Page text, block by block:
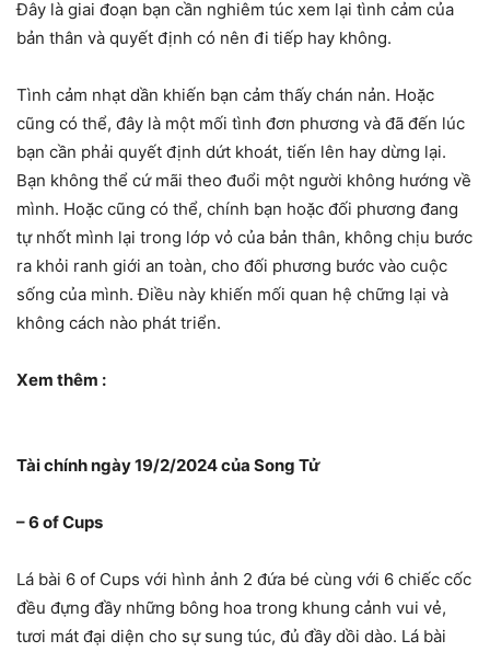
Đây là giai đoạn bạn cần nghiêm túc xem lại tình cảm của
bản thân và quyết định có nên đi tiếp hay không.
Tình cảm nhạt dần khiến bạn cảm thấy chán nản. Hoặc
cũng có thể, đây là một mối tình đơn phương và đã đến lúc
bạn cần phải quyết định dứt khoát, tiến lên hay dừng lại.
Bạn không thể cứ mãi theo đuổi một người không hướng về
mình. Hoặc cũng có thể, chính bạn hoặc đối phương đang
tự nhốt mình lại trong lớp vỏ của bản thân, không chịu bước
ra khỏi ranh giới an toàn, cho đối phương bước vào cuộc
sống của mình. Điều này khiến mối quan hệ chững lại và
không cách nào phát triển.
Xem thêm :
Tài chính ngày 19/2/2024 của Song Tử
– 6 of Cups
Lá bài 6 of Cups với hình ảnh 2 đứa bé cùng với 6 chiếc cốc
đều đựng đầy những bông hoa trong khung cảnh vui vẻ,
tươi mát đại diện cho sự sung túc, đủ đầy dồi dào. Lá bài